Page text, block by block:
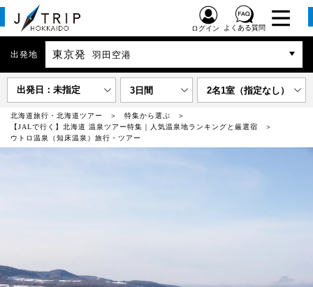
ログイン よくある質問
出発地 東京発 羽田空港
出発日：未指定 3日間 2名1室（指定なし）
北海道旅行・北海道ツアー
特集から選ぶ
【JALで行く】北海道 温泉ツアー特集｜人気温泉地ランキングと厳選宿
ウトロ温泉（知床温泉）旅行・ツアー